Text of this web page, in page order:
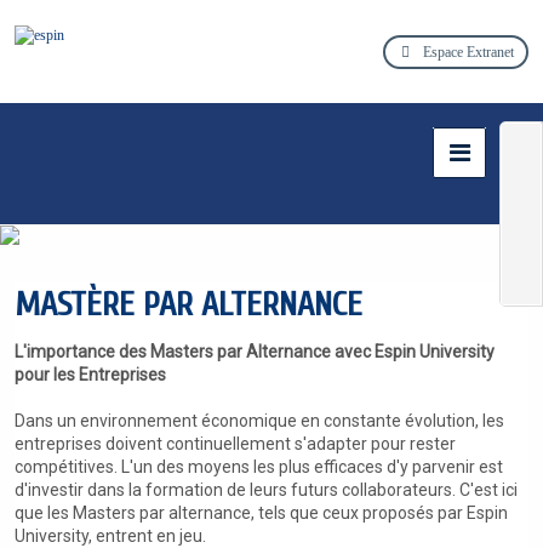
Espace Extranet
MASTÈRE PAR ALTERNANCE
L'importance des Masters par Alternance avec Espin University
pour les Entreprises
Dans un environnement économique en constante évolution, les
entreprises doivent continuellement s'adapter pour rester
compétitives. L'un des moyens les plus efficaces d'y parvenir est
d'investir dans la formation de leurs futurs collaborateurs. C'est ici
que les Masters par alternance, tels que ceux proposés par Espin
University, entrent en jeu.